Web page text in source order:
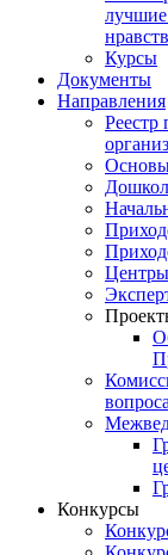
лучшие
Курсы
Документы
Направления
Реестр
Центры
Конкурсы